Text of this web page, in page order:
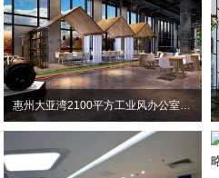
惠州大亚湾2100平方工业风办公室装修设计项目